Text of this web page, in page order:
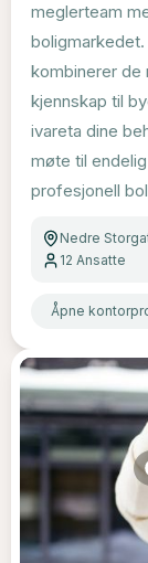
meglerteam
kombinerer de
kjennskap til
ivareta dine
møte til
profesjonell
Nedre
12 Ansatte
Åpne